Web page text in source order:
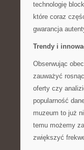
technologię
które coraz
gwarancja
Trendy i
Obserwując
zauważyć
oferty czy
popularność
muzeum to już
temu możemy
zwiększyć